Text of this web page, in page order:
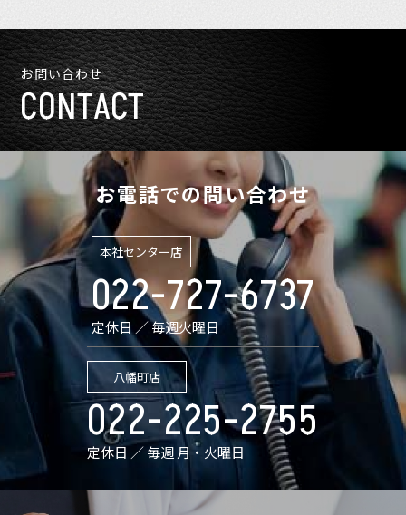
お問い合わせ
CONTACT
お電話での問い合わせ
本社センター店
022-727-6737
定休日 ／ 毎週火曜日
八幡町店
022-225-2755
定休日 ／ 毎週 月・火曜日